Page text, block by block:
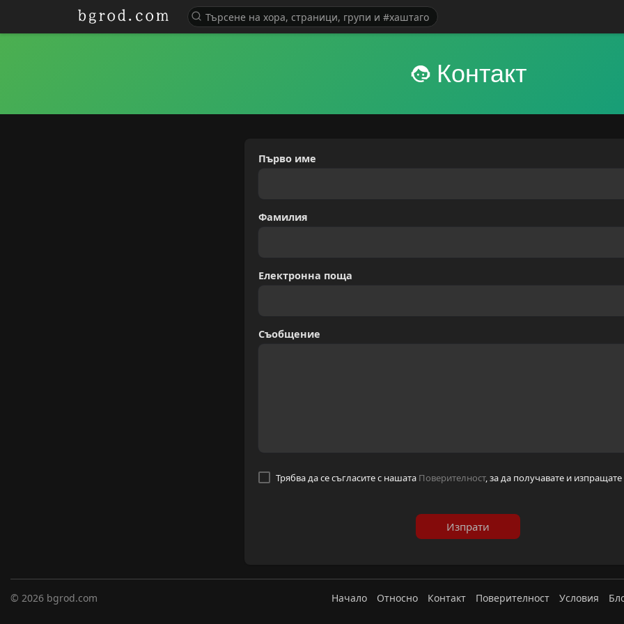
Контакт
Първо име
Фамилия
Електронна поща
Съобщение
Трябва да се съгласите с нашата Поверителност, за да получавате и
Изпрати
© 2026 bgrod.com Начало Относно Контакт Поверителност Условия